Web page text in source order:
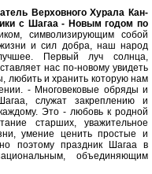
Верховного Хурала Кан-
с Шагаа - Новым годом по
символизирующим собой
и сил добра, наш народ
Первый луч солнца,
нас по-новому увидеть
любить и хранить которую нам
- Многовековые обряды и
служат закреплению и
Это - любовь к родной
старших, уважительное
умение ценить простые и
поэтому праздник Шагаа в
объединяющим